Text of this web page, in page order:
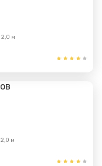
2,0 м
2,0 м